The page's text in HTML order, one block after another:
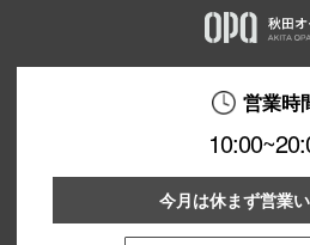
営業時
今月は休まず営業